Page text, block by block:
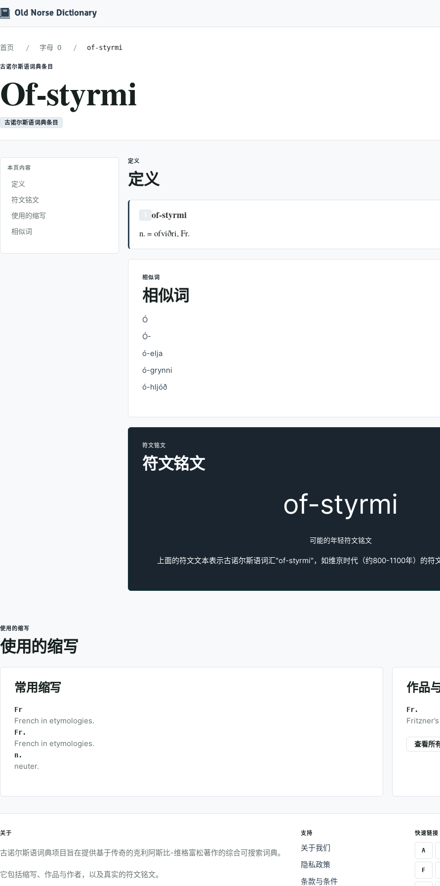
首页 字母 O of-styrmi
古诺尔斯语词典条目
Of-styrmi
古诺尔斯语词典条目
本页内容
定义
符文铭文
使用的缩写
相似词
定义
定义
of-styrmi
n. = ofviðri, Fr.
相似词
相似词
Ó
Ó-
ó-elja
ó-grynni
ó-hljóð
符文铭文
符文铭文
of-styrmi
可能的年轻符文铭文
上面的符文文本表示古诺尔斯语词汇"of-styrmi"，如维京时代（约800-1100年）的符
使用的缩写
使用的缩写
常用缩写
Fr
French in etymologies.
Fr.
French in etymologies.
n.
neuter.
作品
Fr.
查看所
关于
古诺尔斯语词典项目旨在提供基于传奇的克利阿斯比-维格富松著作的综合可搜索词典。
它包括缩写、作品与作者，以及真实的符文铭文。
支持
关于我们
隐私政策
条款与条件
快速链接
A
F